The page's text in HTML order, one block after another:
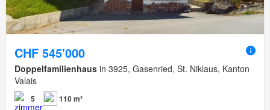
CHF 545'000
Doppelfamilienhaus in 3925, Gasenried, St. Niklaus, Kanton
Valais
5
110 m²